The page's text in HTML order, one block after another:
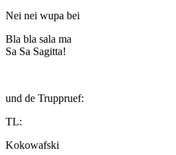
Nei nei wupa bei
Bla bla sala ma
Sa Sa Sagitta!
und de Truppruef:
TL:
Kokowafski